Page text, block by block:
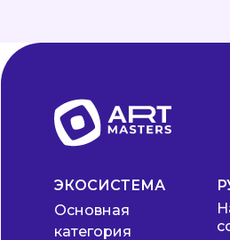
ЭКОСИСТЕМА
Основная
категория